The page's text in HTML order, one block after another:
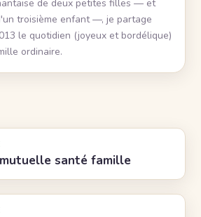
de deux petites filles — et
troisième enfant —, je partage
le quotidien (joyeux et bordélique)
ordinaire.
santé famille